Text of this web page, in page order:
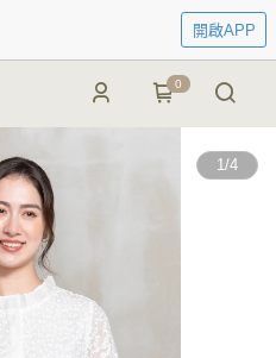
開啟APP
0
1/4